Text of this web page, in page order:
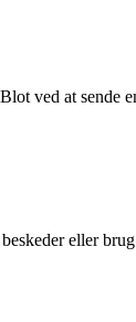
ved at sende
eller